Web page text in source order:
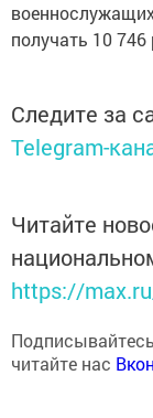
получать 10 746
Следите за
Telegram-
Читайте
https://
читайте нас